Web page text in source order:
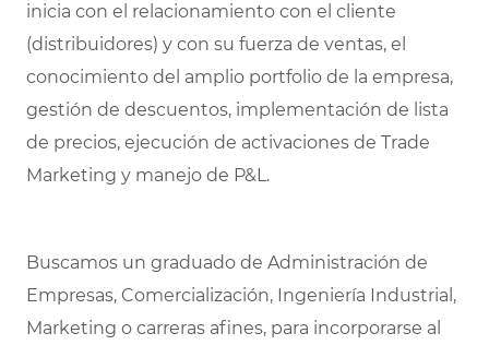
inicia con el relacionamiento con el cliente
(distribuidores) y con su fuerza de ventas, el
conocimiento del amplio portfolio de la empresa,
gestión de descuentos, implementación de lista
de precios, ejecución de activaciones de Trade
Marketing y manejo de P&L.
Buscamos un graduado de Administración de
Empresas, Comercialización, Ingeniería Industrial,
Marketing o carreras afines, para incorporarse al